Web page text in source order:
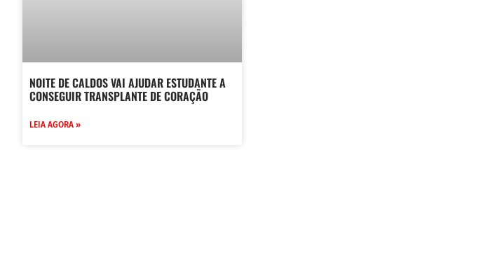
NOITE DE CALDOS VAI AJUDAR ESTUDANTE A
CONSEGUIR TRANSPLANTE DE CORAÇÃO
LEIA AGORA »